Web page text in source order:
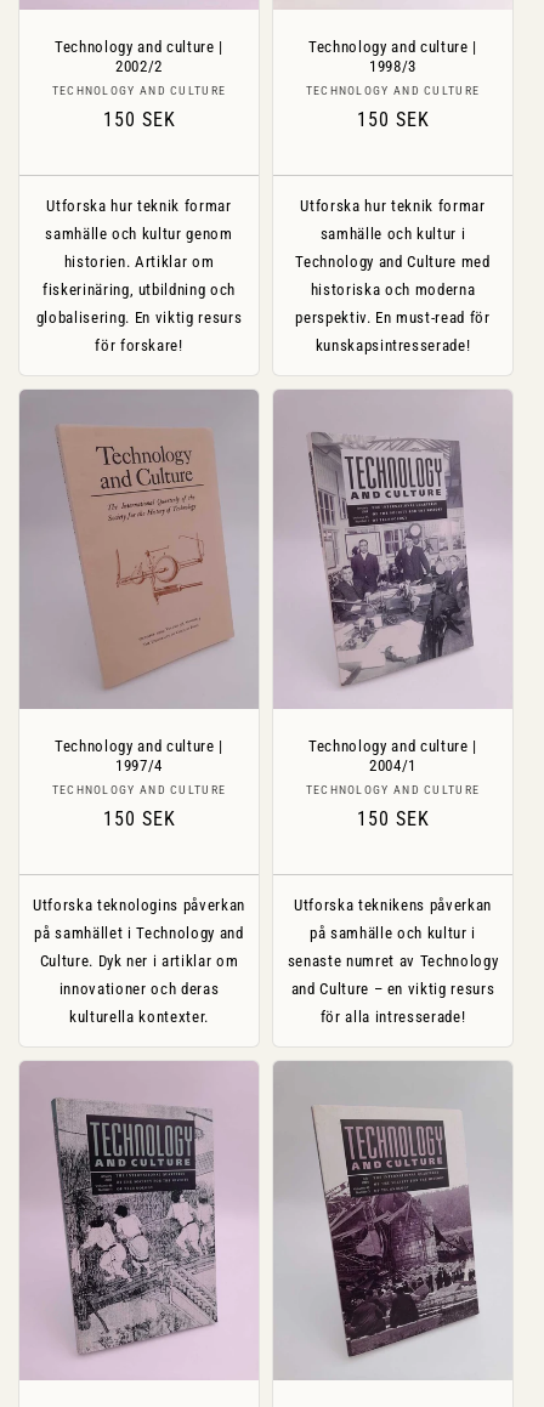
Technology and culture |
2002/2
Säljare:
TECHNOLOGY AND CULTURE
Ordinarie
150 SEK
Utforska hur teknik formar
samhälle och kultur genom
historien. Artiklar om
fiskerinäring, utbildning och
globalisering. En viktig resurs
för forskare!
Technology and culture |
1998/3
Säljare:
TECHNOLOGY AND CULTURE
Ordinarie
150 SEK
Utforska hur teknik formar
samhälle och kultur i
Technology and Culture med
historiska och moderna
perspektiv. En must-read för
kunskapsintresserade!
Technology and culture |
1997/4
Säljare:
TECHNOLOGY AND CULTURE
Ordinarie
150 SEK
Utforska teknologins påverkan
på samhället i Technology and
Culture. Dyk ner i artiklar om
innovationer och deras
kulturella kontexter.
Technology and culture |
2004/1
Säljare:
TECHNOLOGY AND CULTURE
Ordinarie
150 SEK
Utforska teknikens påverkan
på samhälle och kultur i
senaste numret av Technology
and Culture – en viktig resurs
för alla intresserade!